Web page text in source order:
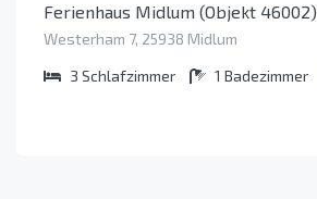
Ferienhaus Midlum (Objekt 46002)
Westerham 7, 25938 Midlum
3 Schlafzimmer 1 Badezimmer